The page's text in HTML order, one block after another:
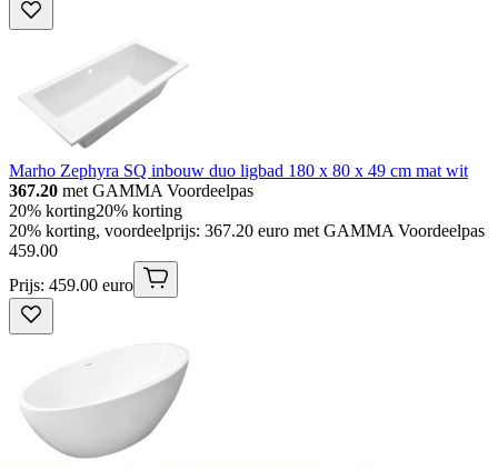
Marho Zephyra SQ inbouw duo ligbad 180 x 80 x 49 cm mat wit
367.20 met GAMMA Voordeelpas
20% korting20% korting
20% korting, voordeelprijs: 367.20 euro met GAMMA Voordeelpas
459.00
Prijs: 459.00 euro